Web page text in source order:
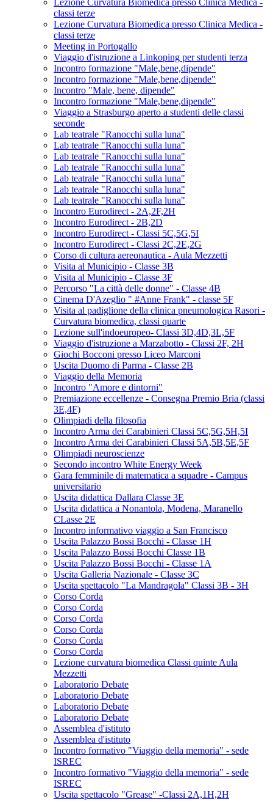
Lezione Curvatura Biomedica presso Clinica Medica -
classi terze
Lezione Curvatura Biomedica presso Clinica Medica -
classi terze
Meeting in Portogallo
Viaggio d'istruzione a Linkoping per studenti terza
Incontro formazione "Male,bene,dipende"
Incontro formazione "Male,bene,dipende"
Incontro "Male, bene, dipende"
Incontro formazione "Male,bene,dipende"
Viaggio a Strasburgo aperto a studenti delle classi
seconde
Lab teatrale "Ranocchi sulla luna"
Lab teatrale "Ranocchi sulla luna"
Lab teatrale "Ranocchi sulla luna"
Lab teatrale "Ranocchi sulla luna"
Lab teatrale "Ranocchi sulla luna"
Lab teatrale "Ranocchi sulla luna"
Lab teatrale "Ranocchi sulla luna"
Incontro Eurodirect - 2A,2F,2H
Incontro Eurodirect - 2B,2D
Incontro Eurodirect - Classi 5C,5G,5I
Incontro Eurodirect - Classi 2C,2E,2G
Corso di cultura aereonautica - Aula Mezzetti
Visita al Municipio - Classe 3B
Visita al Municipio - Classe 3F
Percorso "La città delle donne" - Classe 4B
Cinema D'Azeglio " #Anne Frank" - classe 5F
Visita al padiglione della clinica pneumologica Rasori -
Curvatura biomedica, classi quarte
Lezione sull'indoeuropeo- Classi 3D,4D,3L,5F
Viaggio d'istruzione a Marzabotto - Classi 2F, 2H
Giochi Bocconi presso Liceo Marconi
Uscita Duomo di Parma - Classe 2B
Viaggio della Memoria
Incontro "Amore e dintorni"
Premiazione eccellenze - Consegna Premio Bria (classi
3E,4F)
Olimpiadi della filosofia
Incontro Arma dei Carabinieri Classi 5C,5G,5H,5I
Incontro Arma dei Carabinieri Classi 5A,5B,5E,5F
Olimpiadi neuroscienze
Secondo incontro White Energy Week
Gara femminile di matematica a squadre - Campus
universitario
Uscita didattica Dallara Classe 3E
Uscita didattica a Nonantola, Modena, Maranello
CLasse 2E
Incontro informativo viaggio a San Francisco
Uscita Palazzo Bossi Bocchi - Classe 1H
Uscita Palazzo Bossi Bocchi Classe 1B
Uscita Palazzo Bossi Bocchi - Classe 1A
Uscita Galleria Nazionale - Classe 3C
Uscita spettacolo "La Mandragola" Classi 3B - 3H
Corso Corda
Corso Corda
Corso Corda
Corso Corda
Corso Corda
Corso Corda
Lezione curvatura biomedica Classi quinte Aula
Mezzetti
Laboratorio Debate
Laboratorio Debate
Laboratorio Debate
Laboratorio Debate
Assemblea d'istituto
Assemblea d'istituto
Incontro formativo "Viaggio della memoria" - sede
ISREC
Incontro formativo "Viaggio della memoria" - sede
ISREC
Uscita spettacolo "Grease" -Classi 2A,1H,2H